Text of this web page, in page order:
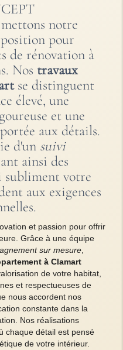
notre
pour
de rénovation à
Nos travaux
se distinguent
élevé, une
et une
aux détails.
d'un suivi
ainsi des
votre
aux exigences
et passion pour offrir
Grâce à une équipe
sur mesure,
à Clamart
de votre habitat,
et respectueuses de
nous accordent nos
constante dans la
Nos réalisations
chaque détail est pensé
de votre intérieur.